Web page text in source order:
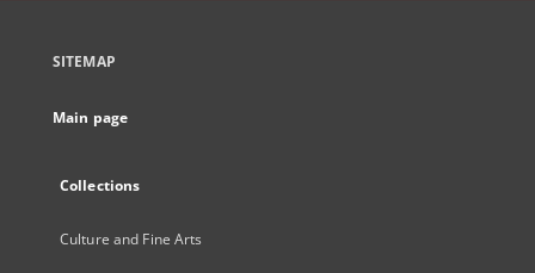
SITEMAP
Main page
Collections
Culture and Fine Arts